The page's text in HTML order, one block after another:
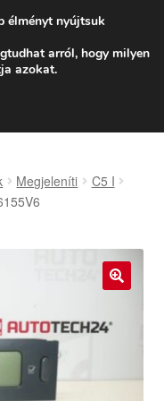
Ft-tól
06 80 088 054
Megjeleníti
C5 I
élményt nyújtsuk
arról, hogy milyen
azokat.